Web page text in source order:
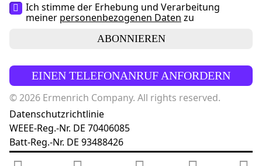
Ich stimme der Erhebung und Verarbeitung
meiner personenbezogenen Daten zu
ABONNIEREN
EINEN TELEFONANRUF ANFORDERN
© 2026 Ermenrich Company. All rights reserved.
Datenschutzrichtlinie
WEEE-Reg.-Nr. DE 70406085
Batt-Reg.-Nr. DE 93488426